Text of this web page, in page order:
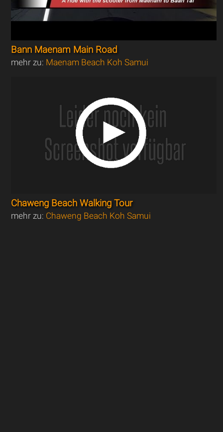
Bann Maenam Main Road
mehr zu: Maenam Beach Koh Samui
Chaweng Beach Walking Tour
mehr zu: Chaweng Beach Koh Samui